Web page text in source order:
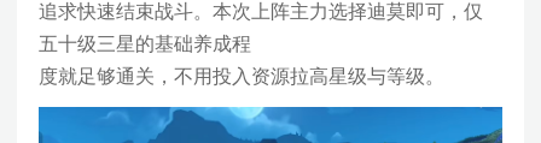
追求快速结束战斗。本次上阵主力选择迪莫即可，仅
五十级三星的基础养成程
度就足够通关，不用投入资源拉高星级与等级。